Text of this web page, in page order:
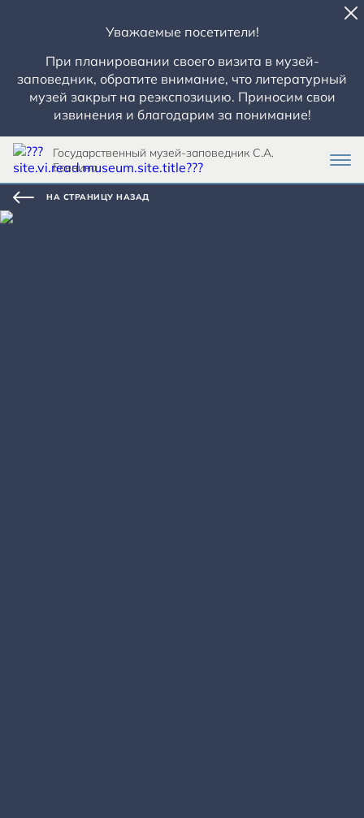
Уважаемые посетители!
При планировании своего визита в музей-
заповедник, обратите внимание, что литературный
музей закрыт на реэкспозицию. Приносим свои
извинения и благодарим за понимание!
Государственный музей-заповедник С.А.
Есенина
НА СТРАНИЦУ НАЗАД